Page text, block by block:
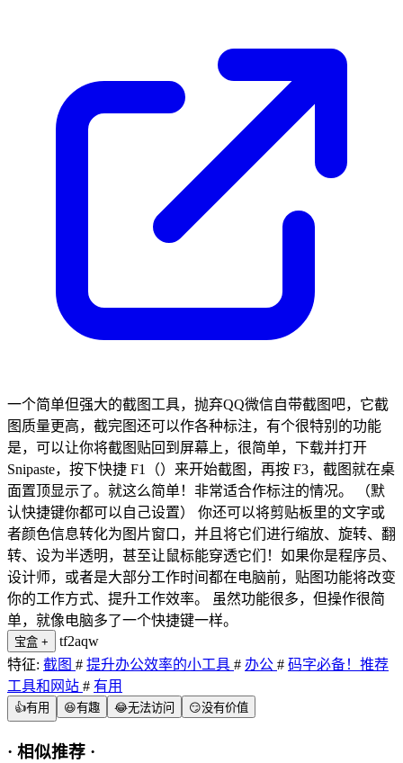
一个简单但强大的截图工具，抛弃QQ微信自带截图吧，它截
图质量更高，截完图还可以作各种标注，有个很特别的功能
是，可以让你将截图贴回到屏幕上，很简单，下载并打开
Snipaste，按下快捷 F1（）来开始截图，再按 F3，截图就在桌
面置顶显示了。就这么简单！非常适合作标注的情况。 （默
认快捷键你都可以自己设置） 你还可以将剪贴板里的文字或
者颜色信息转化为图片窗口，并且将它们进行缩放、旋转、翻
转、设为半透明，甚至让鼠标能穿透它们！如果你是程序员、
设计师，或者是大部分工作时间都在电脑前，贴图功能将改变
你的工作方式、提升工作效率。 虽然功能很多，但操作很简
单，就像电脑多了一个快捷键一样。
宝盒 +
tf2aqw
特征: 截图 # 提升办公效率的小工具 # 办公 # 码字必备！推荐
工具和网站 # 有用
👍有用 😆有趣 😂无法访问 😏没有价值
· 相似推荐 ·